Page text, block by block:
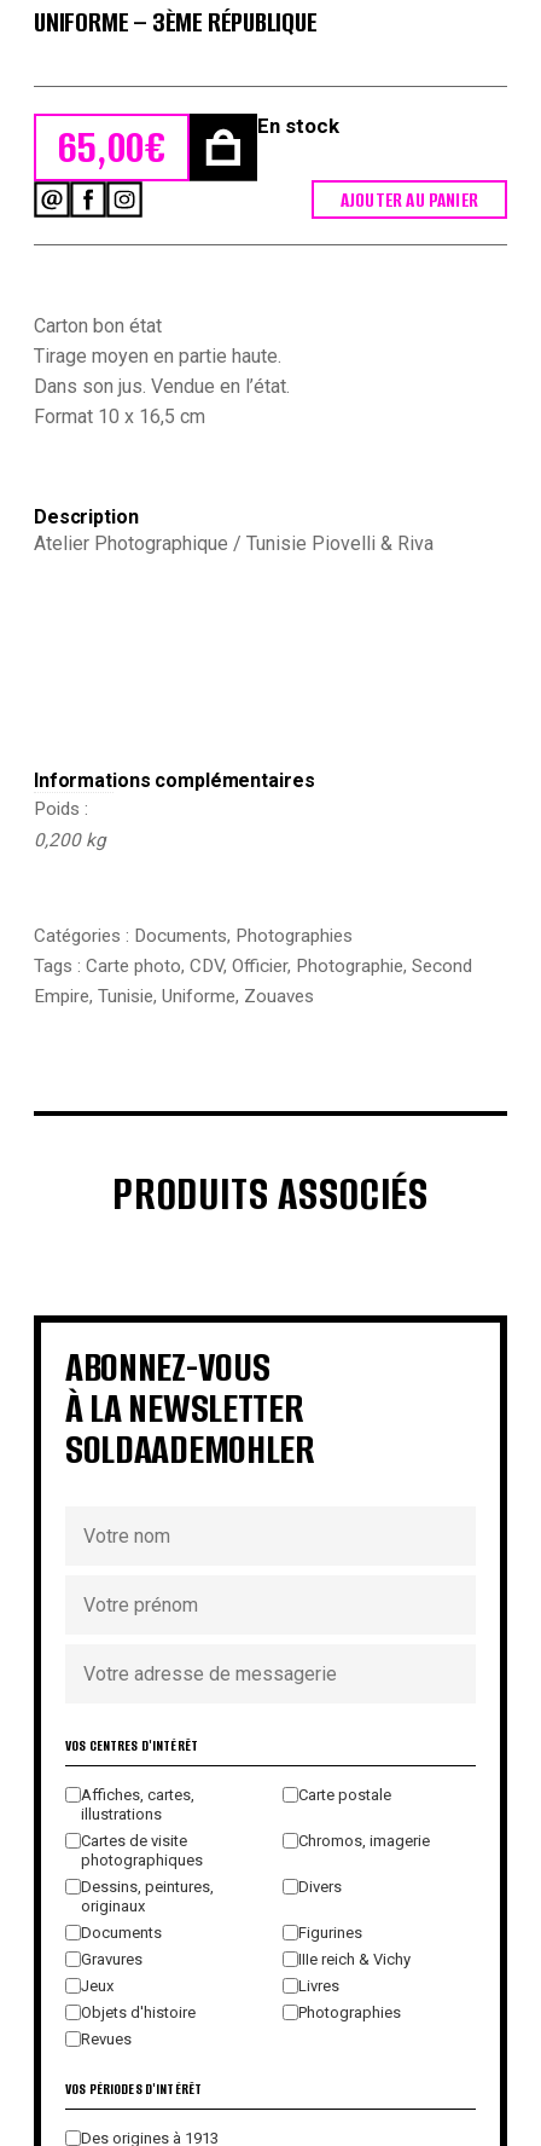
UNIFORME – 3ÈME RÉPUBLIQUE
65,00€ En stock
Photographie
ancienne
-
Zouaves
-
Tunisie
AJOUTER AU PANIER
Carton bon état
Tirage moyen en partie haute.
Dans son jus. Vendue en l’état.
Format 10 x 16,5 cm
Description
Atelier Photographique / Tunisie Piovelli & Riva
Informations complémentaires
Poids
0,200 kg
Catégories : Documents, Photographies
Tags : Carte photo, CDV, Officier, Photographie, Second
Empire, Tunisie, Uniforme, Zouaves
PRODUITS ASSOCIÉS
€ € €
€ € €
€ €
ABONNEZ-VOUS
À LA NEWSLETTER
SOLDAADEMOHLER
VOS CENTRES D'INTÉRÊT
Affiches, cartes,
illustrations
Carte postale
Cartes de visite
photographiques
Chromos, imagerie
Dessins, peintures,
originaux
Divers
Documents
Figurines
Gravures
IIIe reich & Vichy
Jeux
Livres
Objets d'histoire
Photographies
Revues
VOS PÉRIODES D'INTÉRÊT
Des origines à 1913